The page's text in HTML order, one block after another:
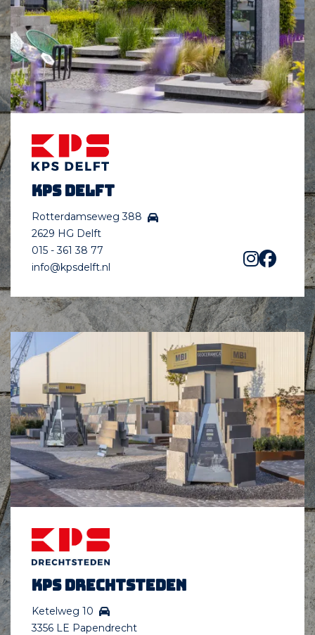
KPS Delft
Rotterdamseweg 388
2629 HG Delft
015 - 361 38 77
info@kpsdelft.nl
KPS Drechtsteden
Ketelweg 10
3356 LE Papendrecht